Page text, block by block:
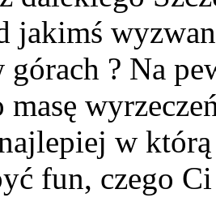
jakimś
? Na
masę
w
fun, czego